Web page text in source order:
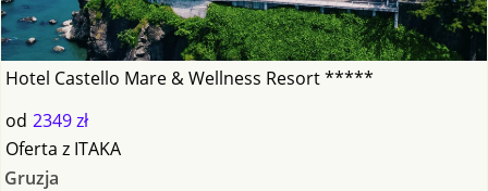
Hotel Castello Mare & Wellness Resort *****
od 2349 zł
Oferta z ITAKA
Gruzja